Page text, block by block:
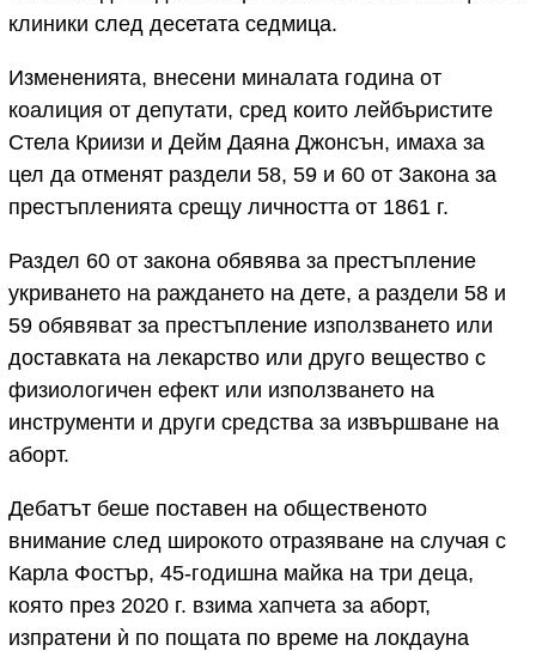
клиники след десетата седмица.
Измененията, внесени миналата година от
коалиция от депутати, сред които лейбъристите
Стела Криизи и Дейм Даяна Джонсън, имаха за
цел да отменят раздели 58, 59 и 60 от Закона за
престъпленията срещу личността от 1861 г.
Раздел 60 от закона обявява за престъпление
укриването на раждането на дете, а раздели 58 и
59 обявяват за престъпление използването или
доставката на лекарство или друго вещество с
физиологичен ефект или използването на
инструменти и други средства за извършване на
аборт.
Дебатът беше поставен на общественото
внимание след широкото отразяване на случая с
Карла Фостър, 45-годишна майка на три деца,
която през 2020 г. взима хапчета за аборт,
изпратени ѝ по пощата по време на локдауна